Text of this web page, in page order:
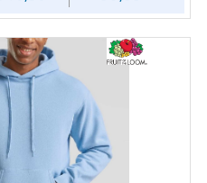
e' adatta come
da omaggiare in ogni
particolarmente
sportivi, e' ideale per la
scuole di danza,
di ogni tipo,
per vestire atleti e
altro ancora. Vi